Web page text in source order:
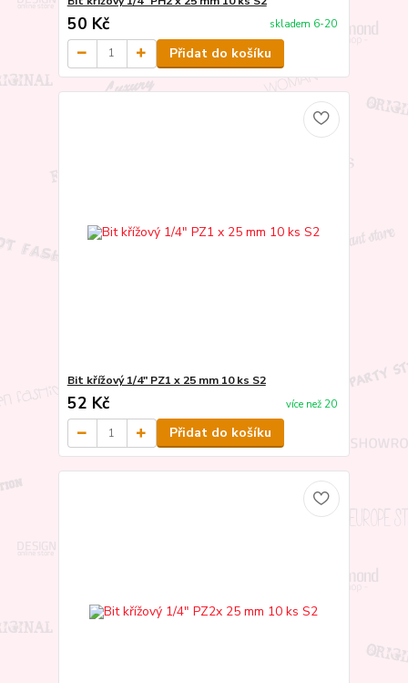
50 Kč skladem 6-20
Přidat do košíku
Bit křížový 1/4" PZ1 x 25 mm 10 ks S2
52 Kč více než 20
Přidat do košíku